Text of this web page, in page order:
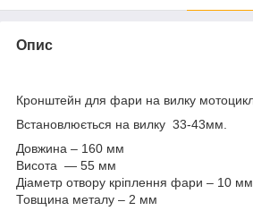
Опис
Кронштейн для фари на вилку
Встановлюється на вилку 33-43мм.
Довжина – 160 мм
Висота — 55 мм
Діаметр отвору кріплення фари – 10 мм
Товщина металу – 2 мм